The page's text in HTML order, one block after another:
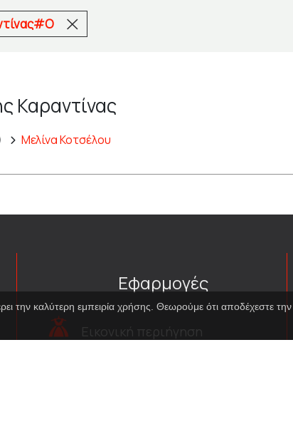
Καραντίνας
Μελίνα Κοτσέλου
την καλύτερη εμπειρία χρήσης. Θεωρούμε ότι αποδέχεστε
Εφαρμογές
Εικονική περιήγηση